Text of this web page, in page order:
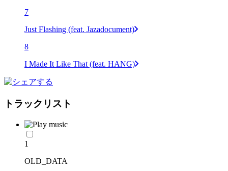
7
Just Flashing (feat. Jazadocument)
8
I Made It Like That (feat. HANG)
トラックリスト
1
OLD_DATA